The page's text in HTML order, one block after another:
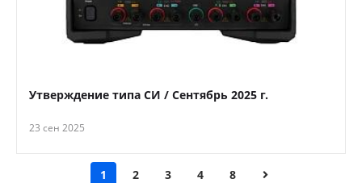
Утверждение типа СИ / Сентябрь 2025 г.
23 сен 2025
1 2 3 4 8